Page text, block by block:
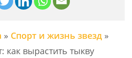
» Спорт и жизнь звезд »
как вырастить тыкву